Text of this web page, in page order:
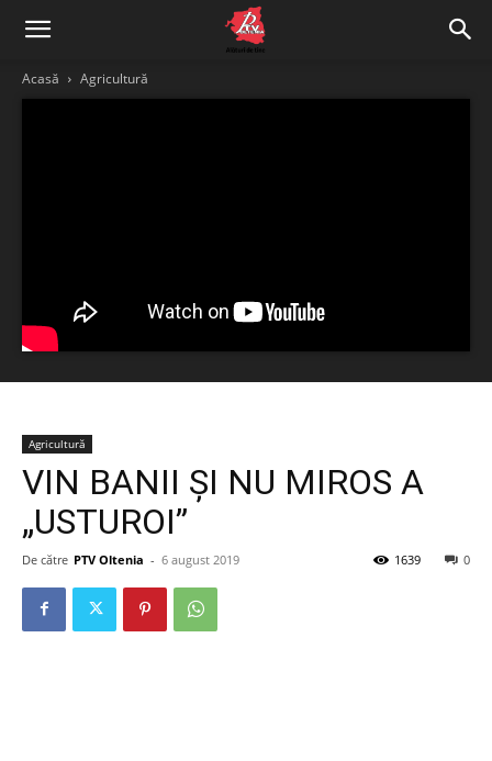
Acasă Agricultură
Agricultură
VIN BANII ȘI NU MIROS A
„USTUROI”
De către PTV Oltenia - 6 august 2019 0
1639